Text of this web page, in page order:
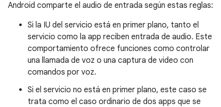
Android comparte el audio de entrada según estas reglas:
Si la IU del servicio está en primer plano, tanto el
servicio como la app reciben entrada de audio. Este
comportamiento ofrece funciones como controlar
una llamada de voz o una captura de video con
comandos por voz.
Si el servicio no está en primer plano, este caso se
trata como el caso ordinario de dos apps que se